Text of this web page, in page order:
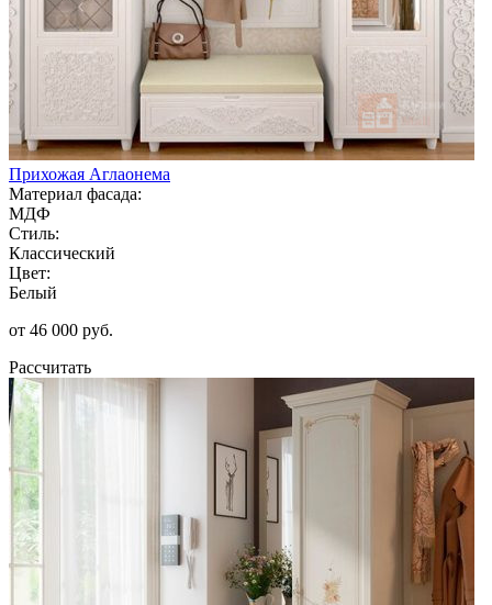
Прихожая Аглаонема
Материал фасада:
МДФ
Стиль:
Классический
Цвет:
Белый
от 46 000 руб.
Рассчитать